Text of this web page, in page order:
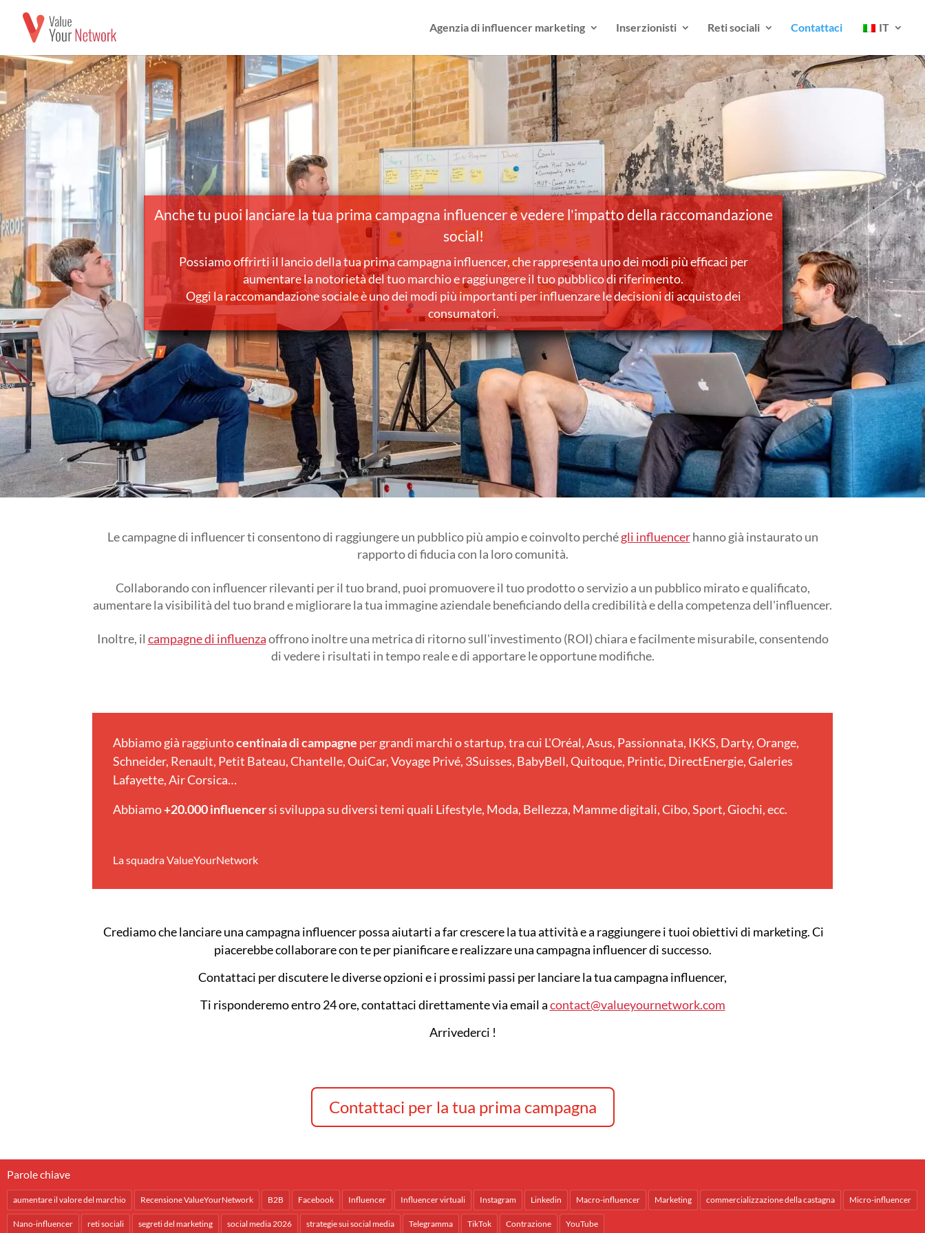
Agenzia di influencer marketing Inserzionisti Reti sociali Contattaci IT
Anche tu puoi lanciare la tua prima campagna influencer e vedere l'impatto della raccomandazione
social!
Possiamo offrirti il lancio della tua prima campagna influencer, che rappresenta uno dei modi più efficaci per
aumentare la notorietà del tuo marchio e raggiungere il tuo pubblico di riferimento.
Oggi la raccomandazione sociale è uno dei modi più importanti per influenzare le decisioni di acquisto dei
consumatori.
Le campagne di influencer ti consentono di raggiungere un pubblico più ampio e coinvolto perchégli influencerhanno già instaurato un
rapporto di fiducia con la loro comunità.
Collaborando con influencer rilevanti per il tuo brand, puoi promuovere il tuo prodotto o servizio a un pubblico mirato e qualificato,
aumentare la visibilità del tuo brand e migliorare la tua immagine aziendale beneficiando della credibilità e della competenza dell'influencer.
Inoltre, il campagne di influenzaoffrono inoltre una metrica di ritorno sull'investimento (ROI) chiara e facilmente misurabile, consentendo
di vedere i risultati in tempo reale e di apportare le opportune modifiche.
Abbiamo già raggiuntocentinaia di campagne per grandi marchi o startup, tra cui L'Oréal, Asus, Passionnata, IKKS, Darty, Orange,
Schneider, Renault, Petit Bateau, Chantelle, OuiCar, Voyage Privé, 3Suisses, BabyBell, Quitoque, Printic, DirectEnergie, Galeries
Lafayette, Air Corsica…
Abbiamo+20.000 influencersi sviluppa su diversi temi quali Lifestyle, Moda, Bellezza, Mamme digitali, Cibo, Sport, Giochi, ecc.
La squadra ValueYourNetwork
Crediamo che lanciare una campagna influencer possa aiutarti a far crescere la tua attività e a raggiungere i tuoi obiettivi di marketing. Ci
piacerebbe collaborare con te per pianificare e realizzare una campagna influencer di successo.
Contattaci per discutere le diverse opzioni e i prossimi passi per lanciare la tua campagna influencer,
Ti risponderemo entro 24 ore, contattaci direttamente via email acontact@valueyournetwork.com
Arrivederci !
Contattaci per la tua prima campagna
Parole chiave
aumentare il valore del marchio Recensione ValueYourNetwork B2B Facebook Influencer Influencer virtuali Instagram Linkedin Macro-influencer Marketing commercializzazione della castagna Micro-influencer
Nano-influencer reti sociali segreti del marketing social media 2026 strategie sui social media Telegramma TikTok Contrazione YouTube